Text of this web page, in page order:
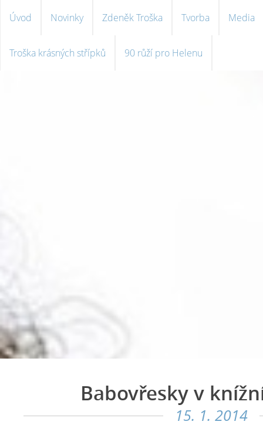
Úvod Novinky Zdeněk Troška Tvorba Media
Troška krásných střípků 90 růží pro Helenu
Babovřesky v
15. 1. 2014